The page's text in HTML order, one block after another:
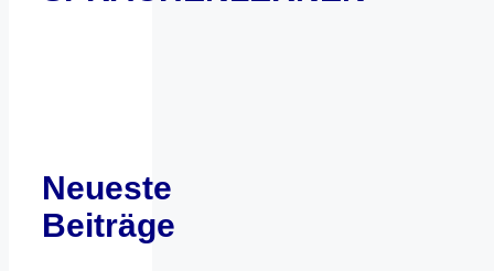
Neueste
Beiträge